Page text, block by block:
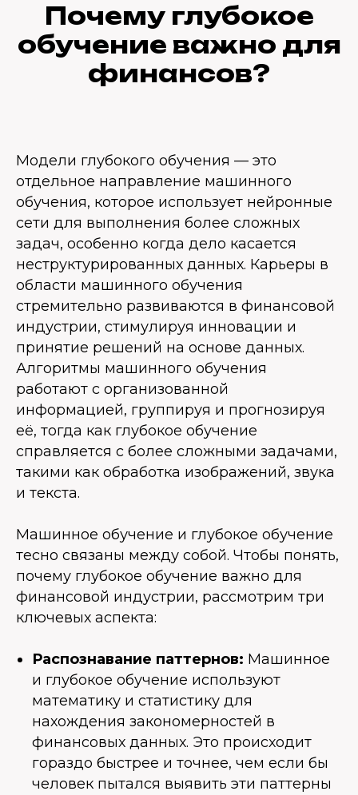
Почему глубокое
обучение важно для
финансов?
Модели глубокого обучения — это
отдельное направление машинного
обучения, которое использует нейронные
сети для выполнения более сложных
задач, особенно когда дело касается
неструктурированных данных. Карьеры в
области машинного обучения
стремительно развиваются в финансовой
индустрии, стимулируя инновации и
принятие решений на основе данных.
Алгоритмы машинного обучения
работают с организованной
информацией, группируя и прогнозируя
её, тогда как глубокое обучение
справляется с более сложными задачами,
такими как обработка изображений, звука
и текста.
Машинное обучение и глубокое обучение
тесно связаны между собой. Чтобы понять,
почему глубокое обучение важно для
финансовой индустрии, рассмотрим три
ключевых аспекта:
Распознавание паттернов: Машинное
и глубокое обучение используют
математику и статистику для
нахождения закономерностей в
финансовых данных. Это происходит
гораздо быстрее и точнее, чем если бы
человек пытался выявить эти паттерны